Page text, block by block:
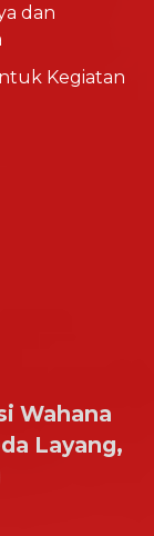
dan
Kegiatan
Wahana
Layang,